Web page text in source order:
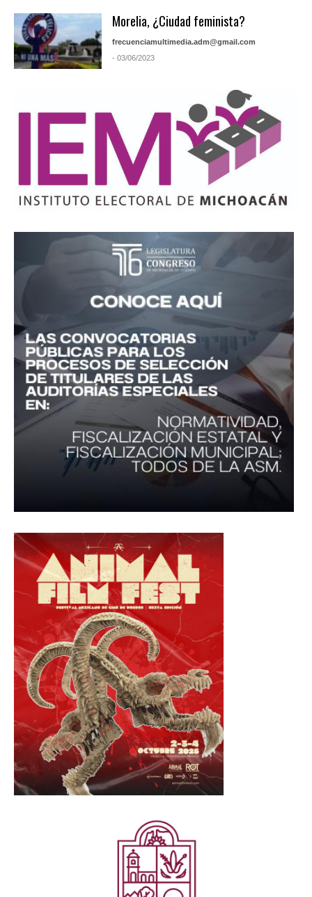
Morelia, ¿Ciudad feminista?
frecuenciamultimedia.adm@gmail.com
- 03/06/2023